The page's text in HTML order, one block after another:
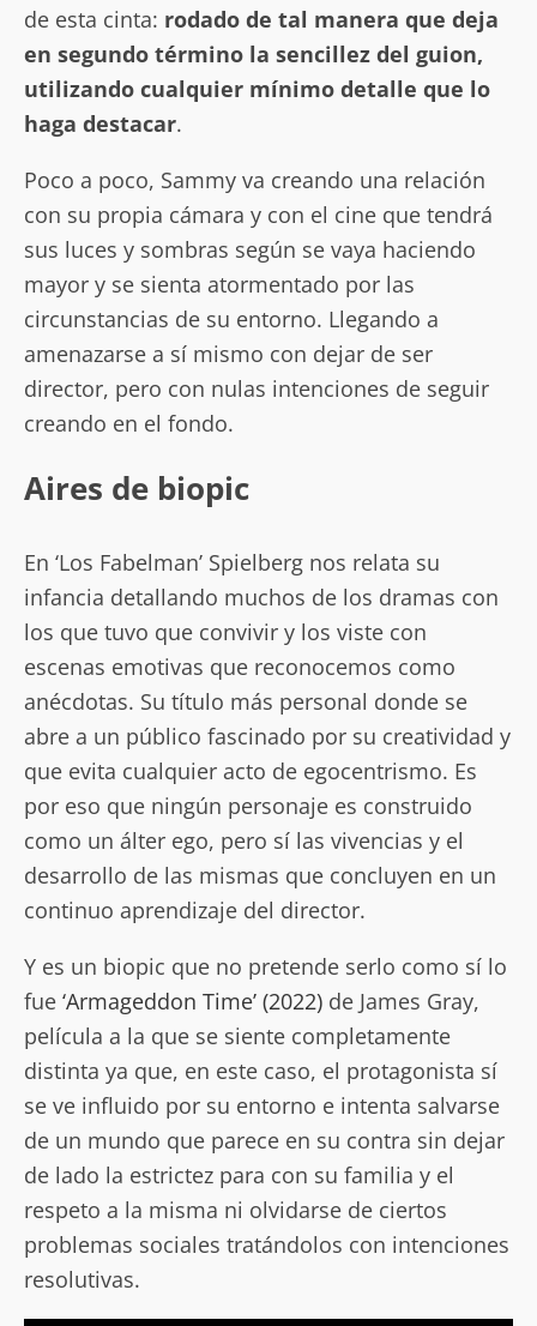
de esta cinta: rodado de tal manera que deja
en segundo término la sencillez del guion,
utilizando cualquier mínimo detalle que lo
haga destacar.
Poco a poco, Sammy va creando una relación
con su propia cámara y con el cine que tendrá
sus luces y sombras según se vaya haciendo
mayor y se sienta atormentado por las
circunstancias de su entorno. Llegando a
amenazarse a sí mismo con dejar de ser
director, pero con nulas intenciones de seguir
creando en el fondo.
Aires de biopic
En ‘Los Fabelman’ Spielberg nos relata su
infancia detallando muchos de los dramas con
los que tuvo que convivir y los viste con
escenas emotivas que reconocemos como
anécdotas. Su título más personal donde se
abre a un público fascinado por su creatividad y
que evita cualquier acto de egocentrismo. Es
por eso que ningún personaje es construido
como un álter ego, pero sí las vivencias y el
desarrollo de las mismas que concluyen en un
continuo aprendizaje del director.
Y es un biopic que no pretende serlo como sí lo
fue ‘Armageddon Time’ (2022) de James Gray,
película a la que se siente completamente
distinta ya que, en este caso, el protagonista sí
se ve influido por su entorno e intenta salvarse
de un mundo que parece en su contra sin dejar
de lado la estrictez para con su familia y el
respeto a la misma ni olvidarse de ciertos
problemas sociales tratándolos con intenciones
resolutivas.